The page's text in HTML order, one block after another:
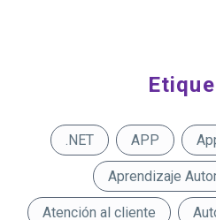
.NET APP
Aprendizaje
Atención al cliente